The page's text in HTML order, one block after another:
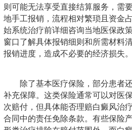
则可能无法享受直接结算服务，需
地手工报销，流程相对繁琐且资金
始系统治疗前详细咨询当地医保政
窗口了解具体报销细则和所需材料
报销进度，造成不必要的经济损失。
除了基本医疗保险，部分患者
补充保障。这类保险通常可以对医
次赔付，但具体能否理赔白癜风治
合同中的责任免除条款。有些保险